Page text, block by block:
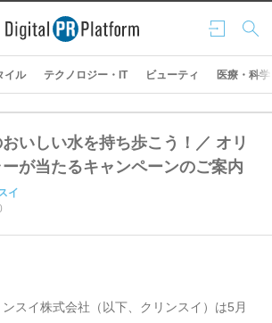
ログ
イン
検索
イル テクノロジー・IT ビューティ 医療・科学
いしい水を持ち歩こう！／ オリ
が当たるキャンペーンのご案内
イ
スイ株式会社（以下、クリンスイ）は5月